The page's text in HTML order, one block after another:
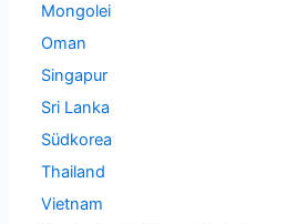
Mongolei
Oman
Singapur
Sri Lanka
Südkorea
Thailand
Vietnam